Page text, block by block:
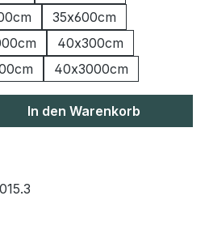
35x600cm
40x300cm
40x3000cm
Gib den
In den Warenkorb